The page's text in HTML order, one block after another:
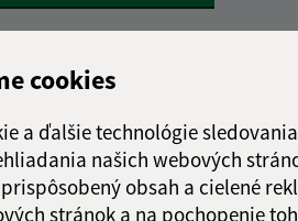
cookies
a ďalšie technológie
našich webových
obsah a cielené
stránok a na pochopenie